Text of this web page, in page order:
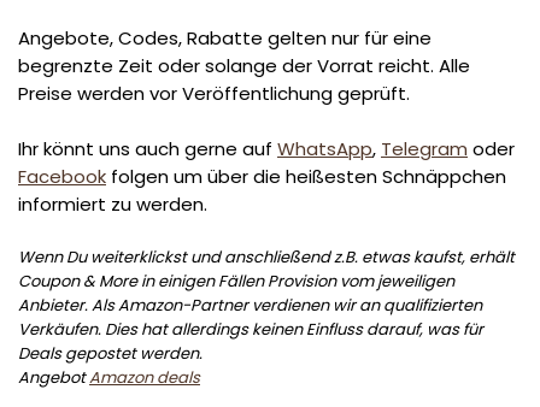
Angebote, Codes, Rabatte gelten nur für eine
begrenzte Zeit oder solange der Vorrat reicht. Alle
Preise werden vor Veröffentlichung geprüft.
Ihr könnt uns auch gerne auf WhatsApp, Telegram oder
Facebook folgen um über die heißesten Schnäppchen
informiert zu werden.
Wenn Du weiterklickst und anschließend z.B. etwas kaufst, erhält
Coupon & More in einigen Fällen Provision vom jeweiligen
Anbieter. Als Amazon-Partner verdienen wir an qualifizierten
Verkäufen. Dies hat allerdings keinen Einfluss darauf, was für
Deals gepostet werden.
AngebotAmazon deals